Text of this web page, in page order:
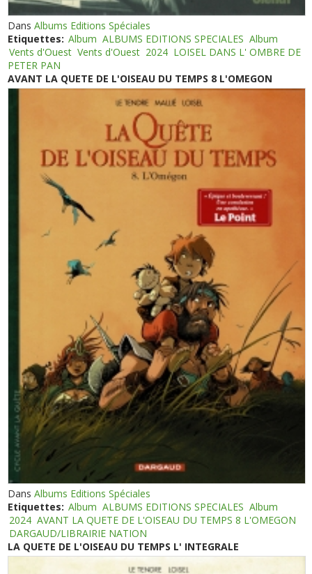
DansAlbums Editions Spéciales
Etiquettes: Album ALBUMS EDITIONS SPECIALES Album
Vents d'Ouest Vents d'Ouest 2024 LOISEL DANS L' OMBRE DE
PETER PAN
AVANT LA QUETE DE L'OISEAU DU TEMPS 8 L'OMEGON
DansAlbums Editions Spéciales
Etiquettes: Album ALBUMS EDITIONS SPECIALES Album
2024 AVANT LA QUETE DE L'OISEAU DU TEMPS 8 L'OMEGON
DARGAUD/LIBRAIRIE NATION
LA QUETE DE L'OISEAU DU TEMPS L' INTEGRALE